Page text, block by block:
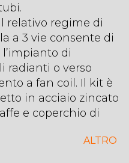
relativo regime di
a 3 vie consente di
di
radianti o verso
a fan coil. Il kit è
in acciaio zincato
e coperchio di
ALTRO